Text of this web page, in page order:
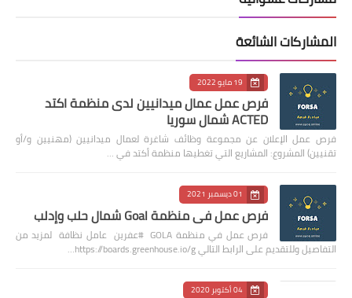
المشاركات الشائعة
19 مايو 2022
فرص عمل عمال ميدانيين لدى منظمة اكتد
ACTED شمال سوريا
فرص عمل الإعلان عن مجموعة وظائف شاغرة لعمال ميدانيين (مهنيين و/أو
تقنيين) المشروع: المشاريع التي تغطيها منظمة أكتد في …
01 ديسمبر 2021
فرص عمل في منظمة Goal شمال حلب وإدلب
فرص عمل في منظمة GOLA #عفرين عامل نظافة لمزيد من
التفاصيل وللتقديم على الرابط التالي https://boards.greenhouse.io/g…
04 أكتوبر 2020